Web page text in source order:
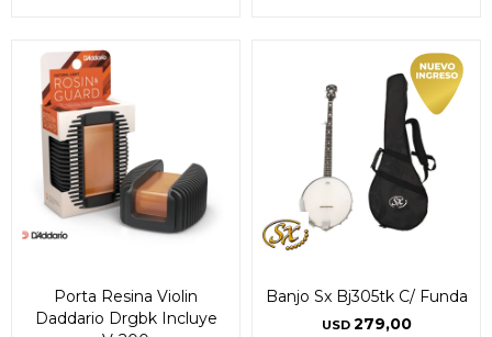
Porta Resina Violin
Daddario Drgbk Incluye
Banjo Sx Bj305tk C/ Funda
USD 279,00